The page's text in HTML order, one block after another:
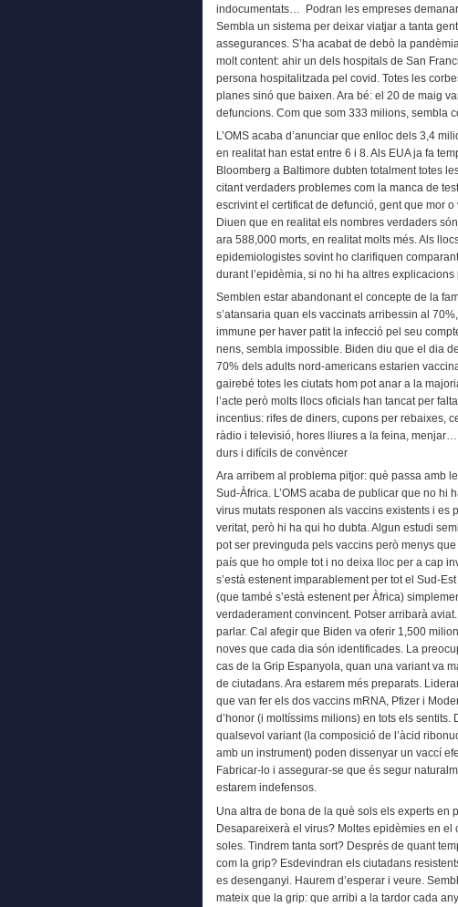
indocumentats… Podran les empreses
Sembla un sistema per deixar viatjar a tanta
assegurances. S’ha acabat de debò la
molt content: ahir un dels hospitals de San
persona hospitalitzada pel covid. Totes les
planes sinó que baixen. Ara bé: el 20 de maig
defuncions. Com que som 333 milions, sembla
L’OMS acaba d’anunciar que enlloc dels 3,4
en realitat han estat entre 6 i 8. Als EUA ja fa
Bloomberg a Baltimore dubten totalment totes
citant verdaders problemes com la manca de
escrivint el certificat de defunció, gent que mor
Diuen que en realitat els nombres verdaders
ara 588,000 morts, en realitat molts més. Als
epidemiologistes sovint ho clarifiquen
durant l’epidèmia, si no hi ha altres explicacions
Semblen estar abandonant el concepte de la
s’atansaria quan els vaccinats arribessin al
immune per haver patit la infecció pel seu
nens, sembla impossible. Biden diu que el dia
70% dels adults nord-americans estarien
gairebé totes les ciutats hom pot anar a la
l’acte però molts llocs oficials han tancat per
incentius: rifes de diners, cupons per rebaixes,
ràdio i televisió, hores lliures a la feina,
durs i difícils de convèncer
Ara arribem al problema pitjor: què passa amb
Sud-Àfrica. L’OMS acaba de publicar que no hi
virus mutats responen als vaccins existents i es
veritat, però hi ha qui ho dubta. Algun estudi
pot ser previnguda pels vaccins però menys
país que ho omple tot i no deixa lloc per a cap
s’està estenent imparablement per tot el Sud-
(que també s’està estenent per Àfrica)
verdaderament convincent. Potser arribarà
parlar. Cal afegir que Biden va oferir 1,500
noves que cada dia són identificades. La
cas de la Grip Espanyola, quan una variant va
de ciutadans. Ara estarem més preparats.
que van fer els dos vaccins mRNA, Pfizer i
d’honor (i moltíssims milions) en tots els
qualsevol variant (la composició de l’àcid
amb un instrument) poden dissenyar un vaccí
Fabricar-lo i assegurar-se que és segur
estarem indefensos.
Una altra de bona de la què sols els experts en
Desapareixerà el virus? Moltes epidèmies en el
soles. Tindrem tanta sort? Després de quant
com la grip? Esdevindran els ciutadans
es desenganyi. Haurem d’esperar i veure.
mateix que la grip: que arribi a la tardor cada